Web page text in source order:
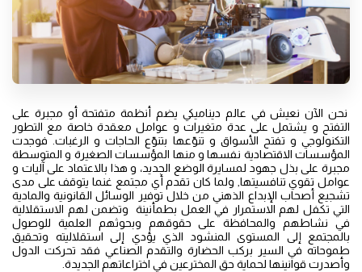
نحن الآن نعيش في عالم ديناميكي يضم أنظمة متفتحة أو مجبرة على
التفتح و يشتمل على عدة متغيرات و عوامل معقدة خاصة مع التطور
التكنولوجي و تفتح الأسواق و تنوّعها بتنوّع الحاجات و الرغبات. فوجدت
المؤسسات الاقتصادية نفسها و منها المؤسسات الصغيرة و المتوسطة
مجبرة على بذل جهود لمسايرة الوضع الجديد، و هذا بالاعتماد على آليات و
عوامل تقوي تنافسيتها, ولما كان تقدم أي مجتمع غنما يتوقف على مدى
تشجيع أصحاب الإبداع الذهني من خلال توفير الوسائل القانونية والمادية
التي تكفل لهم الاستمرار في العمل بطمأنينة وتضمن لهم الاستقلالية
في نشاطهم والمحافظة على حقوقهم وبحوثهم العلمية للوصول
بالمجتمع إلى المستوى المنشود الذي يؤدي إلى استقلاليته وتحقيق
طموحاته في السير بركب الحضارة والتقدم الصناعي فقد تحركت الدول
وأصدرت قوانينها لحماية حق المخترعين في اختراعاتهم الجديدة.